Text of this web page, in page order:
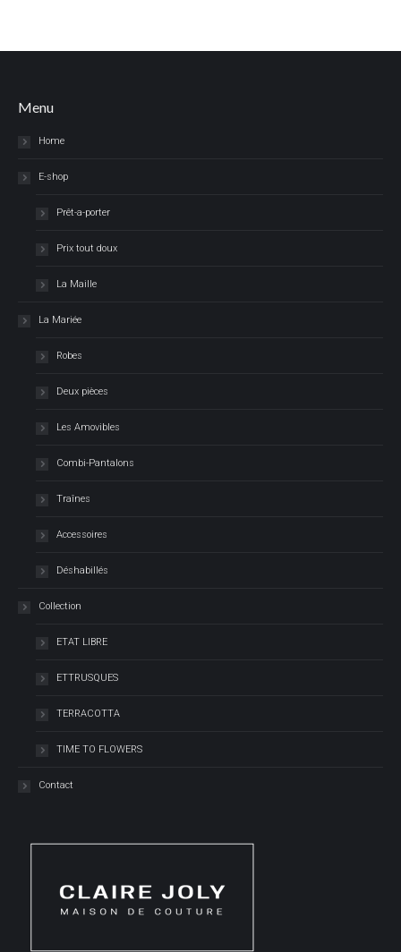
Menu
Home
E-shop
Prêt-a-porter
Prix tout doux
La Maille
La Mariée
Robes
Deux pièces
Les Amovibles
Combi-Pantalons
Traînes
Accessoires
Déshabillés
Collection
ETAT LIBRE
ETTRUSQUES
TERRACOTTA
TIME TO FLOWERS
Contact